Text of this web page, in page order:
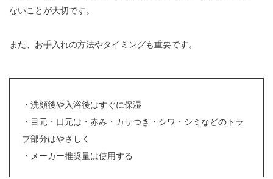
ないことが大切です。
また、お手入れの方法やタイミングも重要です。
・洗顔後や入浴後はすぐに保湿
・目元・口元は・赤み・カサつき・シワ・シミなどのトラ
ブ部分はやさしく
・メーカー推奨量は使用する